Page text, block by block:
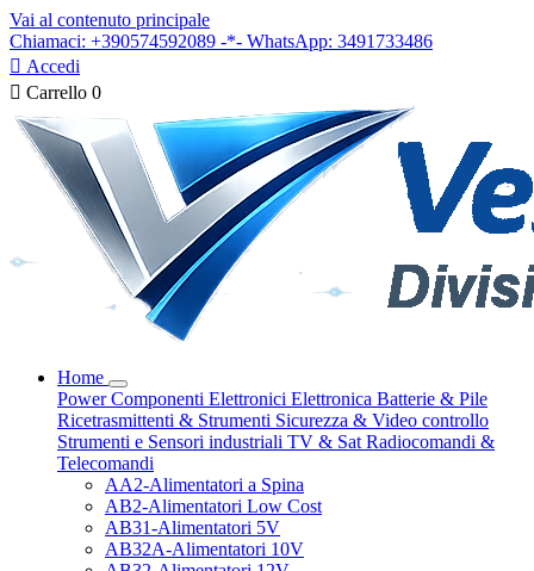
Vai al contenuto principale
Chiamaci: +390574592089 -*- WhatsApp: 3491733486
 Accedi
 Carrello 0
Home
PowerComponenti Elettronici Elettronica Batterie & Pile
Ricetrasmittenti & Strumenti Sicurezza & Video controllo
Strumenti e Sensori industriali TV & Sat Radiocomandi &
Telecomandi
AA2-Alimentatori a Spina
AB2-Alimentatori Low Cost
AB31-Alimentatori 5V
AB32A-Alimentatori 10V